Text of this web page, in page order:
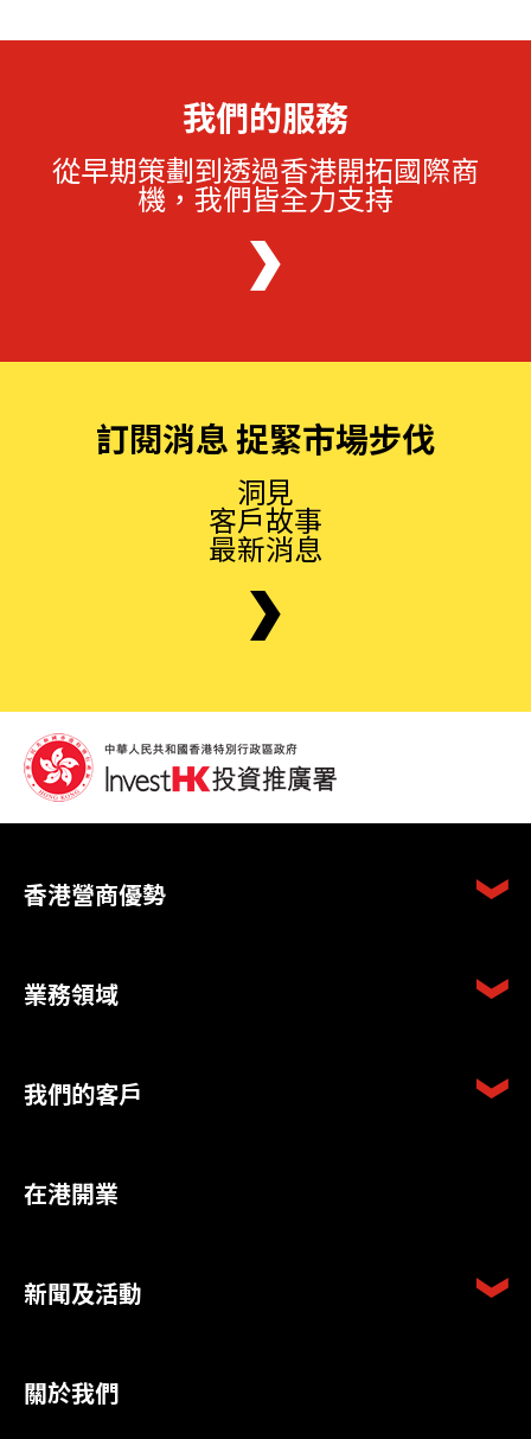
我們的服務
從早期策劃到透過香港開拓國際商
機，我們皆全力支持
訂閱消息 捉緊市場步伐
洞見
客戶故事
最新消息
香港營商優勢
業務領域
我們的客戶
在港開業
新聞及活動
關於我們